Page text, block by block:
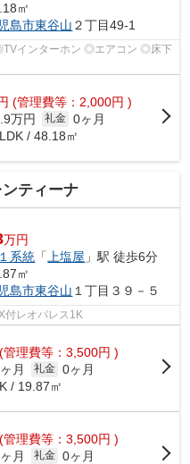
㎡
島市東谷山 ２丁目49-1
インターホン ◎エアコン ◎床下
(管理費等：2,000円 )
万円 礼金 0ヶ月
/ 48.18㎡
ティーナ
万円
系統 「上塩屋 」駅 徒歩6分
㎡
島市東谷山 １丁目３９－５
付レオパレス1K
(管理費等：3,500円 )
月 礼金 0ヶ月
/ 19.87㎡
(管理費等：3,500円 )
月 礼金 0ヶ月